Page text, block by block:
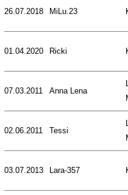
26.07.2018 MiLu.23
01.04.2020 Ricki
07.03.2011 Anna Lena
02.06.2011 Tessi
03.07.2013 Lara-357